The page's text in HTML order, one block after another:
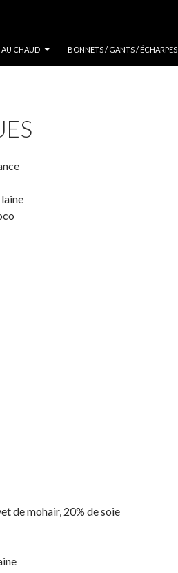
AU CHAUD BONNETS / GANTS / ÉCHARPES
de mohair, 20% de soie